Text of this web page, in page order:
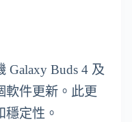
Galaxy Buds 4 及
軟件更新。此更
定性。